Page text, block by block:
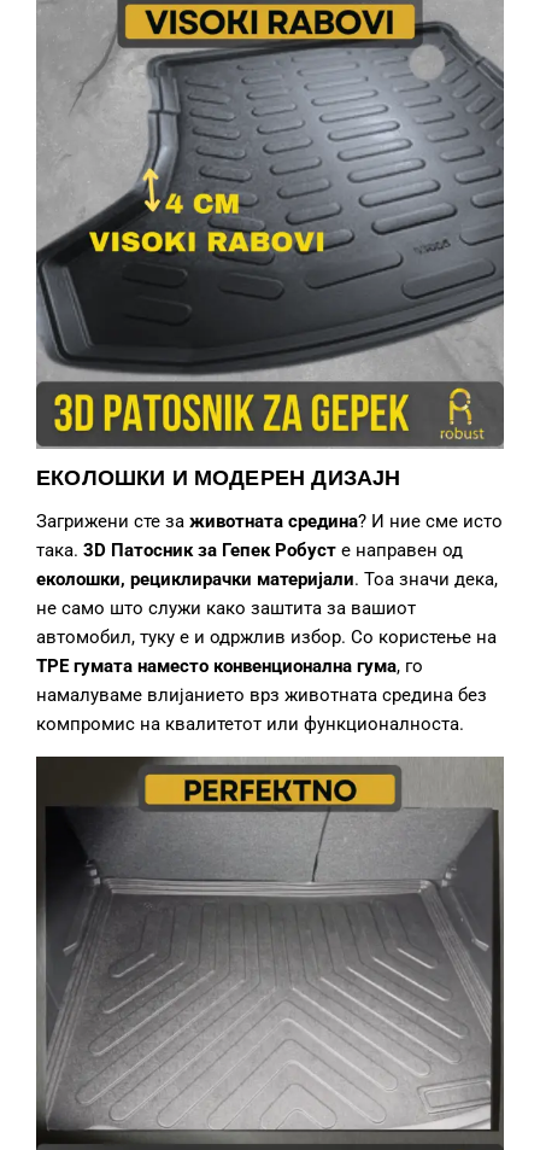
ЕКОЛОШКИ И МОДЕРЕН ДИЗАЈН
Загрижени сте за животната средина? И ние сме исто
така. 3D Патосник за Гепек Робуст е направен од
еколошки, рециклирачки материјали. Тоа значи дека,
не само што служи како заштита за вашиот
автомобил, туку е и одржлив избор. Со користење на
TPE гумата наместо конвенционална гума, го
намалуваме влијанието врз животната средина без
компромис на квалитетот или функционалноста.